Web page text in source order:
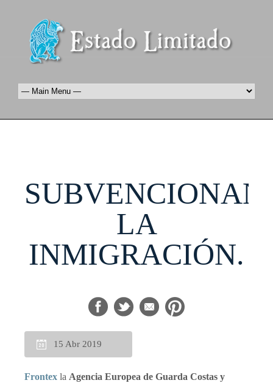
LA
INMIGRACIÓN.
15 Abr 2019
Frontex la Agencia Europea de Guarda Costas y